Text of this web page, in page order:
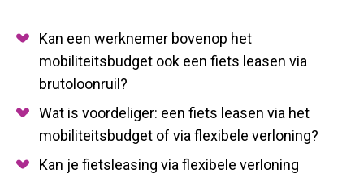
Kan een werknemer bovenop het
mobiliteitsbudget ook een fiets leasen via
brutoloonruil?
Wat is voordeliger: een fiets leasen via het
mobiliteitsbudget of via flexibele verloning?
Kan je fietsleasing via flexibele verloning